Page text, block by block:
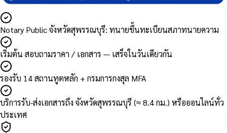
Notary Public จังหวัดสุพรรณบุรี: ทนายขึ้นทะเบียนสภาทนายความ
เริ่มต้น สอบถามราคา / เอกสาร — เสร็จในวันเดียวกัน
รองรับ 14 สถานทูตหลัก + กรมการกงสุล MFA
บริการรับ-ส่งเอกสารถึง จังหวัดสุพรรณบุรี (≈ 8.4 กม.) หรือออนไลน์ทั่ว
ประเทศ